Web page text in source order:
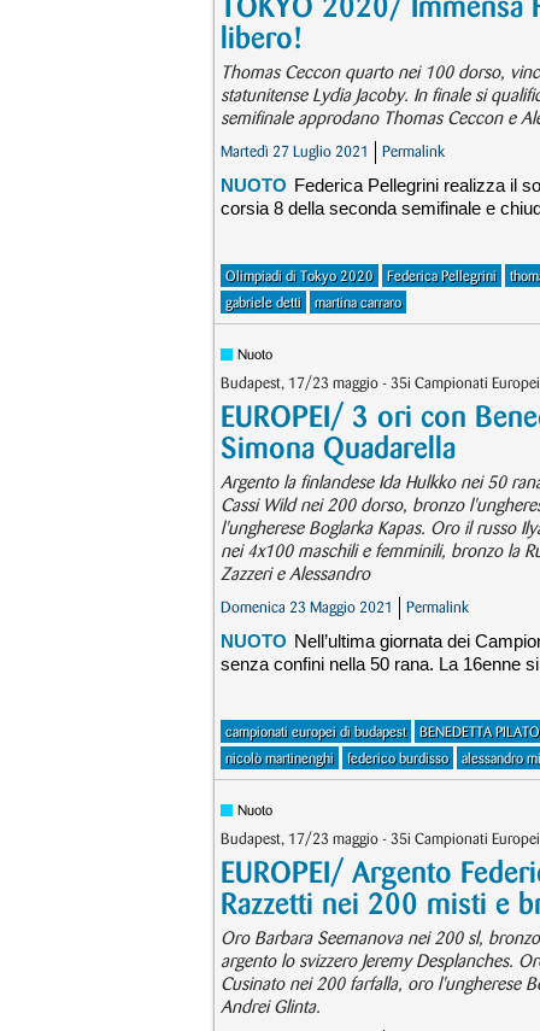
TOKYO 2020/
libero!
Thomas Ceccon quarto nei 100 dorso,
statunitense Lydia Jacoby. In finale si
semifinale approdano Thomas Ceccon e
Martedì 27 Luglio 2021 Permalink
NUOTO Federica Pellegrini realizza il
corsia 8 della seconda semifinale e
Olimpiadi di Tokyo 2020 Federica Pellegrini
gabriele detti
martina carraro
Nuoto
Budapest, 17/23 maggio - 35i Campionati
EUROPEI/ 3 ori con
Simona Quadarella
Argento la finlandese Ida Hulkko nei 50
Cassi Wild nei 200 dorso, bronzo
l'ungherese Boglarka Kapas. Oro il russo
nei 4x100 maschili e femminili, bronzo la
Zazzeri e Alessandro
Domenica 23 Maggio 2021 Permalink
NUOTO Nell’ultima giornata dei
senza confini nella 50 rana. La 16enne
campionati europei di budapest
BENEDETTA PILATO
nicolò martinenghi
federico burdisso alessandro
Nuoto
Budapest, 17/23 maggio - 35i Campionati
EUROPEI/ Argento
Razzetti nei 200 misti e
Oro Barbara Seemanova nei 200 sl,
argento lo svizzero Jeremy Desplanches.
Cusinato nei 200 farfalla, oro l'ungherese
Andrei Glinta.